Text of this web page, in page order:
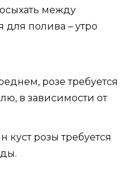
между
полива – утро
розе требуется
в зависимости от
куст розы требуется